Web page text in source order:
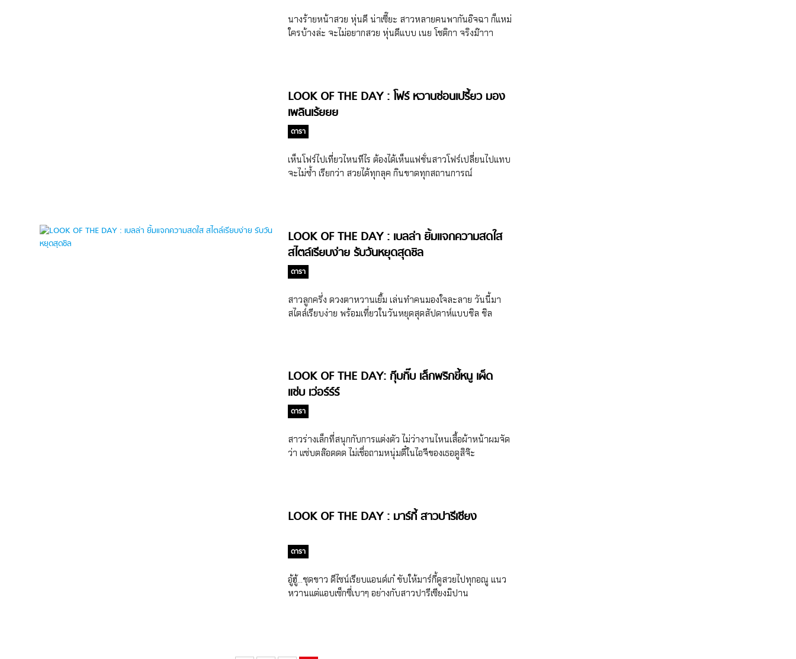
นางร้ายหน้าสวย หุ่นดี น่าเซี๊ยะ สาวหลายคนพากันอิจฉา ก็แหม่
ใครบ้างล่ะ จะไม่อยากสวย หุ่นดีแบบ เนย โชติกา จริงม๊าาา
LOOK OF THE DAY : โฟร์ หวานซ่อนเปรี้ยว มอง
เพลินเร้ยยย
ดารา
เห็นโฟร์ไปเที่ยวไหนทีไร ต้องได้เห็นแฟชั่นสาวโฟร์เปลี่ยนไปแทบ
จะไม่ซ้ำ เรียกว่า สวยได้ทุกลุค กินขาดทุกสถานการณ์
LOOK OF THE DAY : เบลล่า ยิ้มแจกความสดใส
สไตล์เรียบง่าย รับวันหยุดสุดชิล
ดารา
สาวลูกครึ่ง ดวงตาหวานเยิ้ม เล่นทำคนมองใจละลาย วันนี้มา
สไตล์เรียบง่าย พร้อมเที่ยวในวันหยุดสุดสัปดาห์แบบชิล ชิล
LOOK OF THE DAY: กุ๊บกิ๊บ เล็กพริกขี้หนู เผ็ด
แซ่บ เว่อร์ร์ร์
ดารา
สาวร่างเล็กที่สนุกกับการแต่งตัว ไม่ว่างานไหนเสื้อผ้าหน้าผมจัด
ว่า แซ่บตล๊อดดด ไม่เชื่อถามหนุ่มตี๋ในไอจีของเธอดูสิจ๊ะ
LOOK OF THE DAY : มาร์กี้ สาวปารีเซียง
ดารา
อู้ฮู้…ชุดขาว ดีไซน์เรียบแอนด์เก๋ ขับให้มาร์กี้ดูสวยไปทุกอณู แนว
หวานแต่แอบเซ็กซี่เบาๆ อย่างกับสาวปารีเซียงมิปาน